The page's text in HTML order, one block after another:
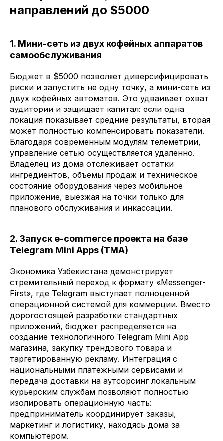
направлений до $5000
1. Мини-сеть из двух кофейных аппаратов
самообслуживания
Бюджет в $5000 позволяет диверсифицировать
риски и запустить не одну точку, а мини-сеть из
двух кофейных автоматов. Это удваивает охват
аудитории и защищает капитал: если одна
локация показывает средние результаты, вторая
может полностью компенсировать показатели.
Благодаря современным модулям телеметрии,
управление сетью осуществляется удаленно.
Владелец из дома отслеживает остатки
ингредиентов, объемы продаж и техническое
состояние оборудования через мобильное
приложение, выезжая на точки только для
планового обслуживания и инкассации.
2. Запуск e-commerce проекта на базе
Telegram Mini Apps (TMA)
Экономика Узбекистана демонстрирует
стремительный переход к формату «Messenger-
First», где Telegram выступает полноценной
операционной системой для коммерции. Вместо
дорогостоящей разработки стандартных
приложений, бюджет распределяется на
создание технологичного Telegram Mini App
магазина, закупку трендового товара и
таргетированную рекламу. Интеграция с
национальными платежными сервисами и
передача доставки на аутсорсинг локальным
курьерским службам позволяют полностью
изолировать операционную часть:
предприниматель координирует заказы,
маркетинг и логистику, находясь дома за
компьютером.